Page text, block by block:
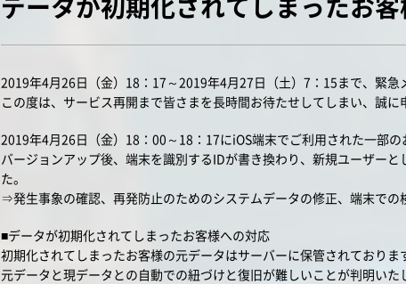
2019年4月26日（金）18：17～2019年4月27日（土）7：15まで、緊急
この度は、サービス再開まで皆さまを長時間お待たせしてしまい、誠に
2019年4月26日（金）18：00～18：17にiOS端末でご利用された一部の
バージョンアップ後、端末を識別するIDが書き換わり、新規ユーザー
た。
⇒発生事象の確認、再発防止のためのシステムデータの修正、端末での
■データが初期化されてしまったお客様への対応
初期化されてしまったお客様の元データはサーバーに保管されておりま
元データと現データとの自動での紐づけと復旧が難しいことが判明いた